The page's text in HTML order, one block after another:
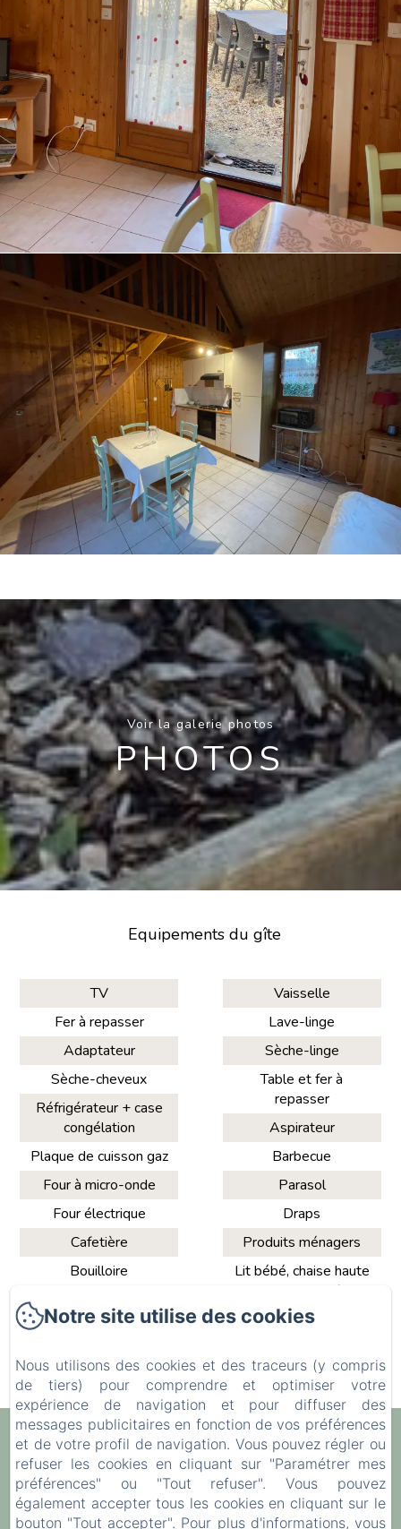
Voir la galerie photos
PHOTOS
Equipements du gîte
TV
Fer à repasser
Adaptateur
Sèche-cheveux
Réfrigérateur + case
congélation
Plaque de cuisson gaz
Four à micro-onde
Four électrique
Cafetière
Bouilloire
Batterie de cuisine
Vaisselle
Lave-linge
Sèche-linge
Table et fer à
repasser
Aspirateur
Barbecue
Parasol
Draps
Produits ménagers
Lit bébé, chaise haute
ou rehausseur (sur
demande)
touristique
Gîtes Les Rainettes
Politique de confidentialité
Informations légales
Informations sur les cookies
15 Chem. des Murs, Vienne-en-Bessin, 14400, France
Notre site utilise des cookies
Nous utilisons des cookies et des traceurs (y compris
de tiers) pour comprendre et optimiser votre
expérience de navigation et pour diffuser des
messages publicitaires en fonction de vos préférences
et de votre profil de navigation. Vous pouvez régler ou
refuser les cookies en cliquant sur "Paramétrer mes
préférences" ou "Tout refuser". Vous pouvez
également accepter tous les cookies en cliquant sur le
bouton "Tout accepter". Pour plus d'informations, vous